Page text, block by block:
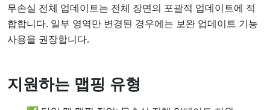
무손실 전체 업데이트는 전체 장면의 포괄적 업데이트에 적
합합니다. 일부 영역만 변경된 경우에는 보완 업데이트 기능
사용을 권장합니다.
지원하는 맵핑 유형